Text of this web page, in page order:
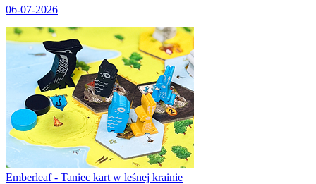
06-07-2026
Emberleaf - Taniec kart w leśnej krainie